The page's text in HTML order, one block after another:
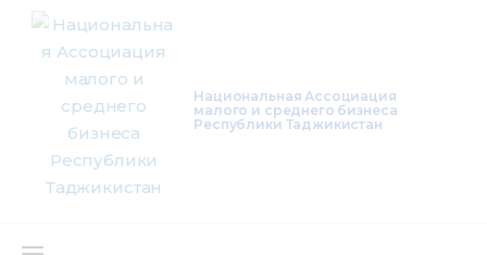
Национальная Ассоциация
малого и среднего бизнеса
Республики Таджикистан